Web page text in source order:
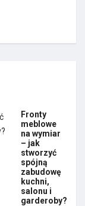
Fronty
meblowe
na wymiar
– jak
stworzyć
spójną
zabudowę
kuchni,
salonu i
garderoby?